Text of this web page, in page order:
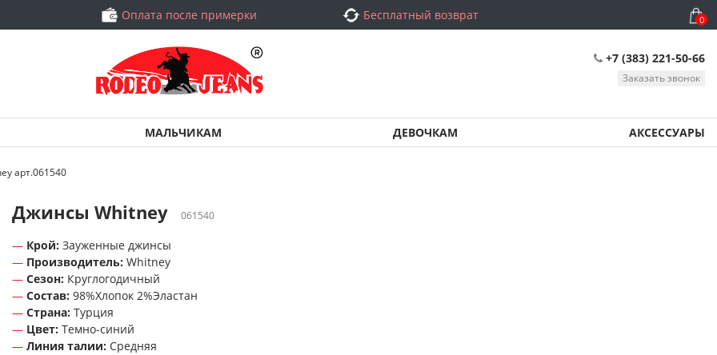
Оплата после примерки Бесплатный возврат 0
+7 (383) 221-50-66
Заказать звонок
МАЛЬЧИКАМ ДЕВОЧКАМ АКСЕССУАРЫ
арт.061540
Джинсы Whitney 061540
Крой: Зауженные джинсы
Производитель: Whitney
Сезон: Круглогодичный
Состав: 98%Хлопок 2%Эластан
Страна: Турция
Цвет: Темно-синий
Линия талии: Средняя